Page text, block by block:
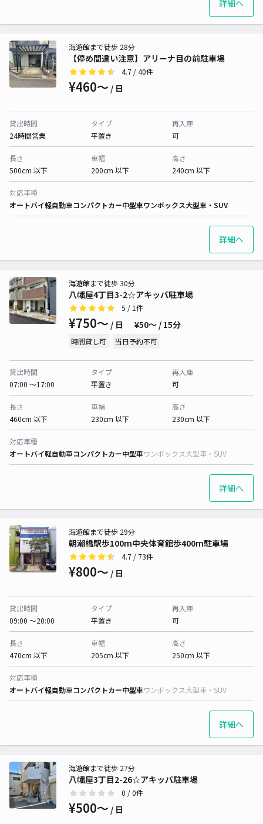
詳細へ
【停め間違い注意】アリーナ目の前駐車場
海遊館まで徒歩 28分
4.7 / 40件
¥460〜 / 日
貸出時間
24時間営業
タイプ
平置き
再入庫
可
長さ
500cm 以下
車幅
200cm 以下
高さ
240cm 以下
対応車種
オートバイ軽自動車コンパクトカー中型車ワンボックス大型車・SUV
詳細へ
八幡屋4丁目3-2☆アキッパ駐車場
海遊館まで徒歩 30分
5 / 1件
¥750〜 / 日 ¥50〜 / 15分
時間貸し可 当日予約不可
貸出時間
07:00 〜17:00
タイプ
平置き
再入庫
可
長さ
460cm 以下
車幅
230cm 以下
高さ
230cm 以下
対応車種
オートバイ軽自動車コンパクトカー中型車ワンボックス大型車・SUV
詳細へ
朝潮橋駅歩100m中央体育館歩400m駐車場
海遊館まで徒歩 29分
4.7 / 73件
¥800〜 / 日
貸出時間
09:00 〜20:00
タイプ
平置き
再入庫
可
長さ
470cm 以下
車幅
205cm 以下
高さ
250cm 以下
対応車種
オートバイ軽自動車コンパクトカー中型車ワンボックス大型車・SUV
詳細へ
八幡屋3丁目2-26☆アキッパ駐車場
海遊館まで徒歩 27分
0 / 0件
¥500〜 / 日